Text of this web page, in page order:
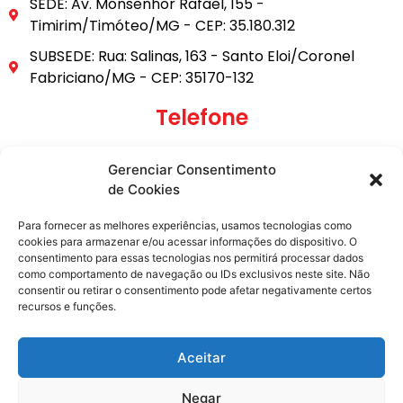
Gerenciar Consentimento
de Cookies
Para fornecer as melhores experiências, usamos tecnologias como
cookies para armazenar e/ou acessar informações do dispositivo. O
consentimento para essas tecnologias nos permitirá processar dados
como comportamento de navegação ou IDs exclusivos neste site. Não
consentir ou retirar o consentimento pode afetar negativamente certos
recursos e funções.
Aceitar
Negar
Timirim/Timóteo/MG - CEP: 35.180.312
SUBSEDE: Rua: Salinas, 163 - Santo Eloi/Coronel
Fabriciano/MG - CEP: 35170-132
Telefone
(31) 99795-6921
E-mail
secretaria@metasita.org.br
Redes Sociais